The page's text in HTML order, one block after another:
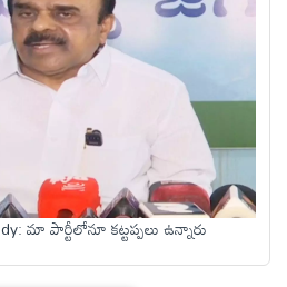
మా పార్టీలోనూ కట్టప్పలు ఉన్నారు